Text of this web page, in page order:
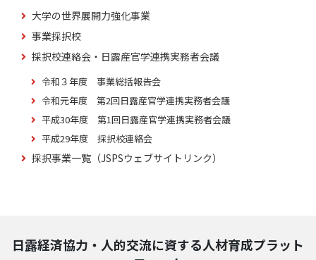
大学の世界展開力強化事業
事業採択校
採択校連絡会・日露産官学連携実務者会議
令和３年度 事業総括報告会
令和元年度 第2回日露産官学連携実務者会議
平成30年度 第1回日露産官学連携実務者会議
平成29年度 採択校連絡会
採択事業一覧（JSPSウェブサイトリンク）
日露経済協力・人的交流に資する人材育成プラット